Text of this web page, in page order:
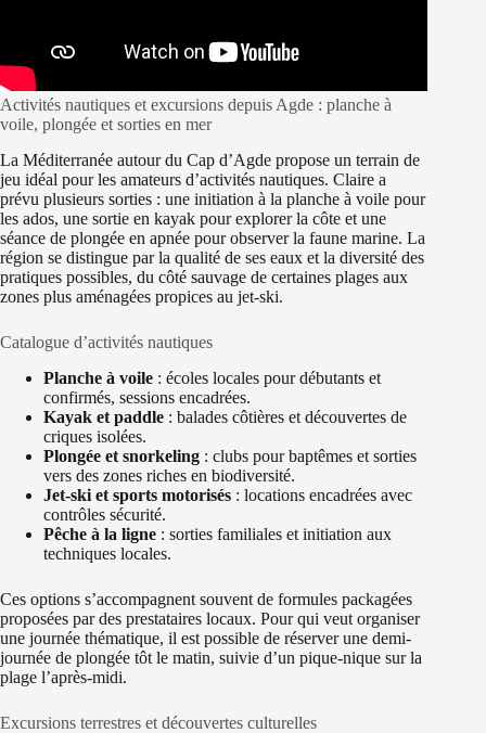
Activités nautiques et excursions depuis Agde : planche à
voile, plongée et sorties en mer
La Méditerranée autour du Cap d’Agde propose un terrain de
jeu idéal pour les amateurs d’activités nautiques. Claire a
prévu plusieurs sorties : une initiation à la planche à voile pour
les ados, une sortie en kayak pour explorer la côte et une
séance de plongée en apnée pour observer la faune marine. La
région se distingue par la qualité de ses eaux et la diversité des
pratiques possibles, du côté sauvage de certaines plages aux
zones plus aménagées propices au jet-ski.
Catalogue d’activités nautiques
Planche à voile : écoles locales pour débutants et
confirmés, sessions encadrées.
Kayak et paddle : balades côtières et découvertes de
criques isolées.
Plongée et snorkeling : clubs pour baptêmes et sorties
vers des zones riches en biodiversité.
Jet-ski et sports motorisés : locations encadrées avec
contrôles sécurité.
Pêche à la ligne : sorties familiales et initiation aux
techniques locales.
Ces options s’accompagnent souvent de formules packagées
proposées par des prestataires locaux. Pour qui veut organiser
une journée thématique, il est possible de réserver une demi-
journée de plongée tôt le matin, suivie d’un pique-nique sur la
plage l’après-midi.
Excursions terrestres et découvertes culturelles